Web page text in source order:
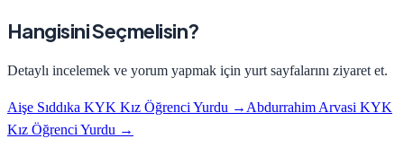
Hangisini Seçmelisin?
Detaylı incelemek ve yorum yapmak için yurt sayfalarını ziyaret et.
Aişe Sıddıka KYK Kız Öğrenci Yurdu →Abdurrahim Arvasi KYK
Kız Öğrenci Yurdu →